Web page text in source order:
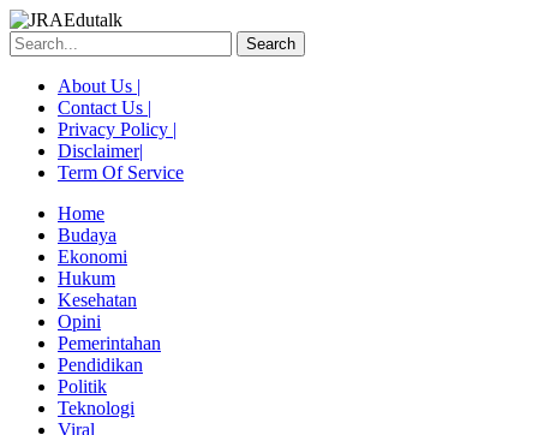
Skip
to
content
Search
About Us |
Contact Us |
Privacy Policy |
Disclaimer|
Term Of Service
Home
Budaya
Ekonomi
Hukum
Kesehatan
Opini
Pemerintahan
Pendidikan
Politik
Teknologi
Viral